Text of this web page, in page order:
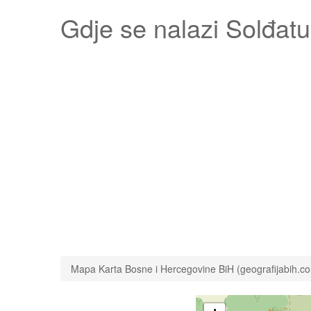
Gdje se nalazi
Mapa Karta Bosne i Hercegovine BiH